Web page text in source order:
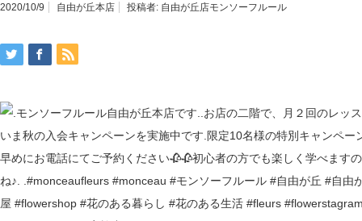
2020/10/9 自由が丘本店 投稿者: 自由が丘店モンソーフルール